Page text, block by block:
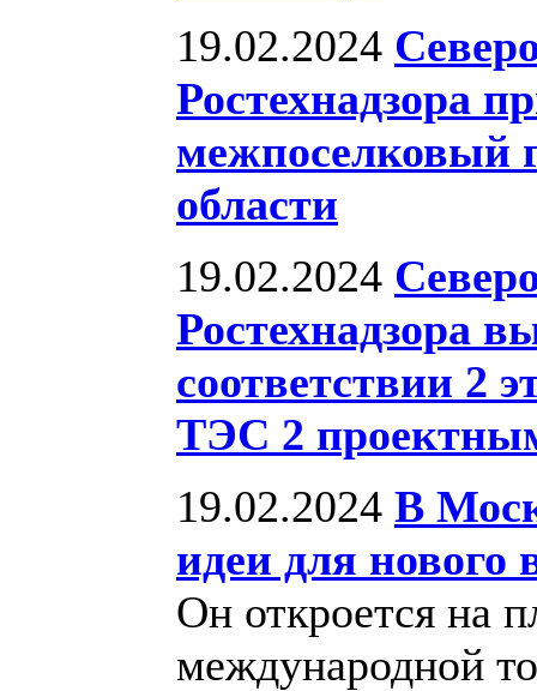
19.02.2024
Ростехнадзора
межпоселковый
области
19.02.2024
Ростехнадзора
соответствии 2
ТЭС 2
19.02.2024 В
идеи для нового
Он откроется на
международной